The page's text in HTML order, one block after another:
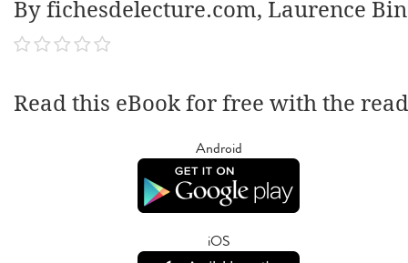
By fichesdelecture.com, Laurence
Read this eBook for free with the
Android
iOS